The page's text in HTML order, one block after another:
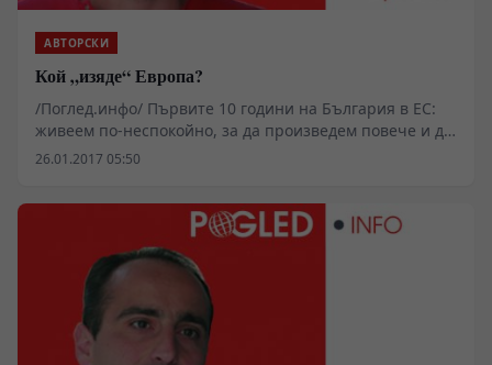
АВТОРСКИ
Кой „изяде“ Европа?
/Поглед.инфо/ Първите 10 години на България в ЕС:
живеем по-неспокойно, за да произведем повече и да
го разпределим все по-неравно
26.01.2017 05:50